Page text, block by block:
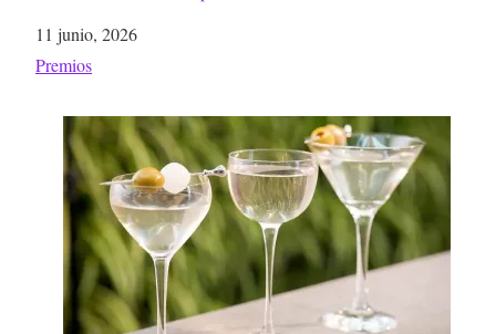
Fecha
11 junio, 2026
Respecto a
Premios